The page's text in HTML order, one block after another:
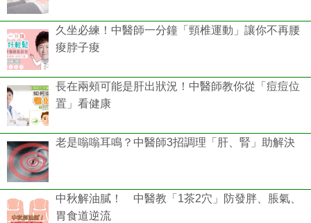
久坐必練！中醫師一分鐘「頸椎運動」讓你不再腰
痠脖子痠
長在兩頰可能是肝出狀況！中醫師教你從「痘痘位
置」看健康
老是嗡嗡耳鳴？中醫師3招調理「肝、腎」助解決
中秋解油膩！ 中醫教「1茶2穴」防發胖、脹氣、
胃食道逆流